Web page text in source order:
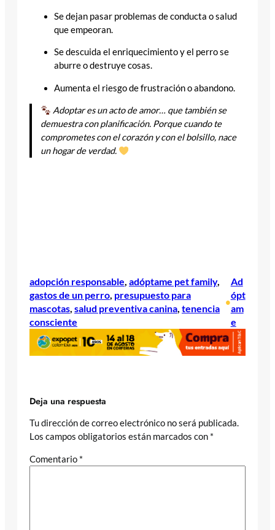
Se dejan pasar problemas de conducta o salud
que empeoran.
Se descuida el enriquecimiento y el perro se
aburre o destruye cosas.
Aumenta el riesgo de frustración o abandono.
Adoptar es un acto de amor… que también se
demuestra con planificación. Porque cuando te
comprometes con el corazón y con el bolsillo, nace
un hogar de verdad.
adopción responsable, adóptame pet family
gastos de un perro, presupuesto para
mascotas, salud preventiva canina, tenencia
consciente
•
Ad
ópt
am
e
Deja una respuesta
Tu dirección de correo electrónico no será publicada.
Los campos obligatorios están marcados con *
Comentario *